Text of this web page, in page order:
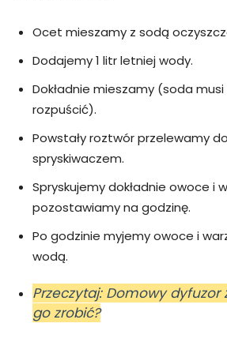
Ocet mieszamy z sodą
Dodajemy 1 litr letniej wody.
Dokładnie mieszamy (soda musi
rozpuścić).
Powstały roztwór przelewamy
spryskiwaczem.
Spryskujemy dokładnie owoce i
pozostawiamy na godzinę.
Po godzinie myjemy owoce i
wodą.
Przeczytaj: Domowy dyfuzor
go zrobić?